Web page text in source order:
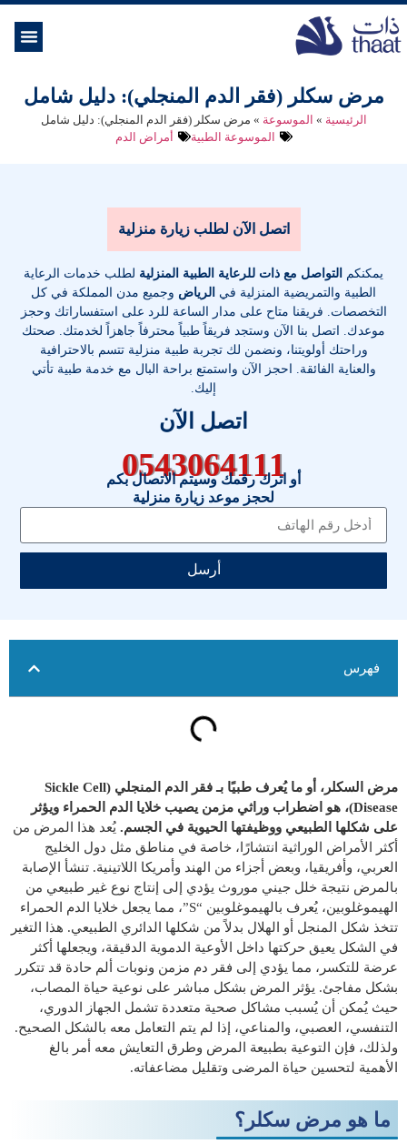
مرض سكلر (فقر الدم المنجلي): دليل شامل
الرئيسية » الموسوعة » مرض سكلر (فقر الدم المنجلي): دليل شامل
الموسوعة الطبية
أمراض الدم
اتصل الآن لطلب زيارة منزلية
يمكنكم التواصل مع ذات للرعاية الطبية المنزلية لطلب خدمات الرعاية
الطبية والتمريضية المنزلية في الرياض وجميع مدن المملكة في كل
التخصصات . فريقنا متاح على مدار الساعة للرد على استفساراتك وحجز
موعدك. اتصل بنا الآن وستجد فريقاً طبياً محترفاً جاهزاً لخدمتك. صحتك
وراحتك أولويتنا، ونضمن لك تجربة طبية منزلية تتسم بالاحترافية
والعناية الفائقة. احجز الآن واستمتع براحة البال مع خدمة طبية تأتي
إليك.
اتصل الآن
0543064111
أو اترك رقمك وسيتم الاتصال بكم
لحجز موعد زيارة منزلية
أرسل
فهرس
مرض السكلر، أو ما يُعرف طبيًا بـ فقر الدم المنجلي (Sickle Cell
Disease)، هو اضطراب وراثي مزمن يصيب خلايا الدم الحمراء ويؤثر
على شكلها الطبيعي ووظيفتها الحيوية في الجسم. يُعد هذا المرض من
أكثر الأمراض الوراثية انتشارًا، خاصة في مناطق مثل دول الخليج
العربي، وأفريقيا، وبعض أجزاء من الهند وأمريكا اللاتينية. تنشأ الإصابة
بالمرض نتيجة خلل جيني موروث يؤدي إلى إنتاج نوع غير طبيعي من
الهيموغلوبين، يُعرف بالهيموغلوبين “S”، مما يجعل خلايا الدم الحمراء
تتخذ شكل المنجل أو الهلال بدلاً من شكلها الدائري الطبيعي. هذا التغير
في الشكل يعيق حركتها داخل الأوعية الدموية الدقيقة، ويجعلها أكثر
عرضة للتكسر، مما يؤدي إلى فقر دم مزمن ونوبات ألم حادة قد تتكرر
بشكل مفاجئ. يؤثر المرض بشكل مباشر على نوعية حياة المصاب،
حيث يُمكن أن يُسبب مشاكل صحية متعددة تشمل الجهاز الدوري،
التنفسي، العصبي، والمناعي، إذا لم يتم التعامل معه بالشكل الصحيح.
ولذلك، فإن التوعية بطبيعة المرض وطرق التعايش معه أمر بالغ
الأهمية لتحسين حياة المرضى وتقليل مضاعفاته.
ما هو مرض سكلر؟